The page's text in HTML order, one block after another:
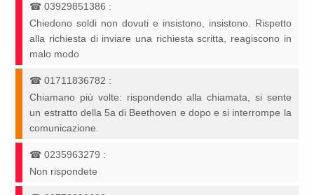
☎03929851386 :
Chiedono soldi non dovuti e insistono, insistono. Rispetto
alla richiesta di inviare una richiesta scritta, reagiscono in
malo modo
☎01711836782 :
Chiamano più volte: rispondendo alla chiamata, si sente
un estratto della 5a di Beethoven e dopo e si interrompe la
comunicazione.
☎0235963279 :
Non rispondete